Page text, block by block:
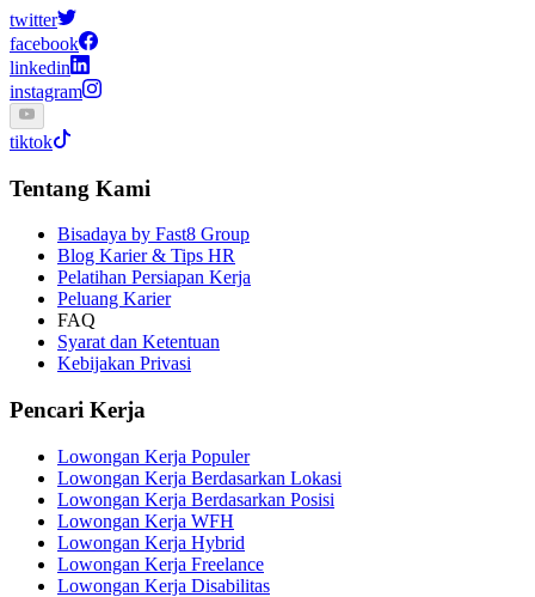
twitter
facebook
linkedin
instagram
tiktok
Tentang Kami
Bisadaya by Fast8 Group
Blog Karier & Tips HR
Pelatihan Persiapan Kerja
Peluang Karier
FAQ
Syarat dan Ketentuan
Kebijakan Privasi
Pencari Kerja
Lowongan Kerja Populer
Lowongan Kerja Berdasarkan Lokasi
Lowongan Kerja Berdasarkan Posisi
Lowongan Kerja WFH
Lowongan Kerja Hybrid
Lowongan Kerja Freelance
Lowongan Kerja Disabilitas